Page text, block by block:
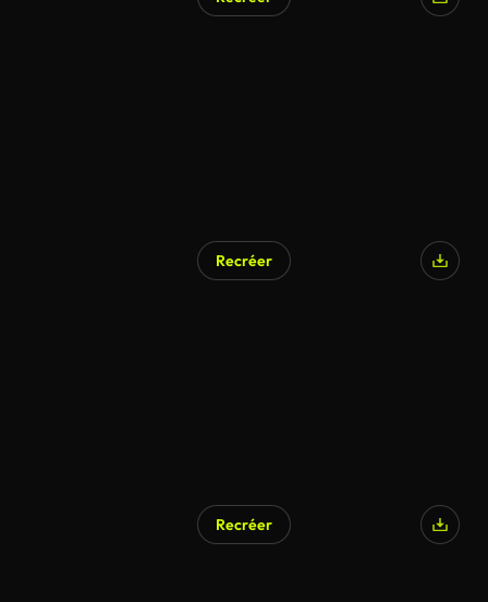
Recréer
Recréer